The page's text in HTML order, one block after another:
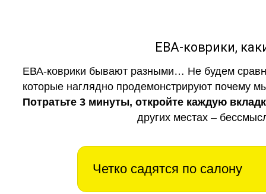
ЕВА-коврики,
ЕВА-коврики бывают разными… Не будем
которые наглядно продемонстрируют почему
Потратьте 3 минуты, откройте каждую
других местах –
Четко садятся по салону